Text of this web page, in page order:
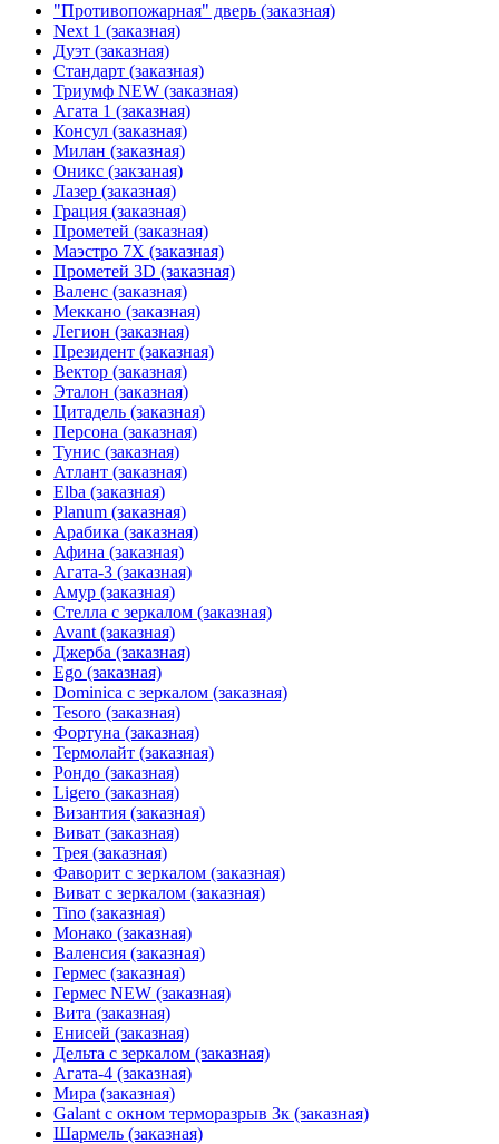
"Противопожарная" дверь (заказная)
Next 1 (заказная)
Дуэт (заказная)
Стандарт (заказная)
Триумф NEW (заказная)
Агата 1 (заказная)
Консул (заказная)
Милан (заказная)
Оникс (закзаная)
Лазер (заказная)
Грация (заказная)
Прометей (заказная)
Маэстро 7Х (заказная)
Прометей 3D (заказная)
Валенс (заказная)
Меккано (заказная)
Легион (заказная)
Президент (заказная)
Вектор (заказная)
Эталон (заказная)
Цитадель (заказная)
Персона (заказная)
Тунис (заказная)
Атлант (заказная)
Elba (заказная)
Planum (заказная)
Арабика (заказная)
Афина (заказная)
Агата-3 (заказная)
Амур (заказная)
Стелла с зеркалом (заказная)
Avant (заказная)
Джерба (заказная)
Ego (заказная)
Dominica с зеркалом (заказная)
Tesoro (заказная)
Фортуна (заказная)
Термолайт (заказная)
Рондо (заказная)
Ligero (заказная)
Византия (заказная)
Виват (заказная)
Трея (заказная)
Фаворит с зеркалом (заказная)
Виват с зеркалом (заказная)
Tino (заказная)
Монако (заказная)
Валенсия (заказная)
Гермес (заказная)
Гермес NEW (заказная)
Вита (заказная)
Енисей (заказная)
Дельта с зеркалом (заказная)
Агата-4 (заказная)
Мира (заказная)
Galant с окном терморазрыв 3к (заказная)
Шармель (заказная)